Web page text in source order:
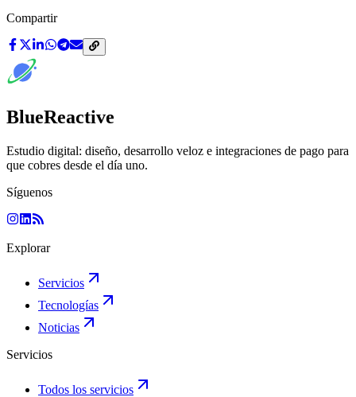
Compartir
BlueReactive
Estudio digital: diseño, desarrollo veloz e integraciones de pago para
que cobres desde el día uno.
Síguenos
Explorar
Servicios
Tecnologías
Noticias
Servicios
Todos los servicios